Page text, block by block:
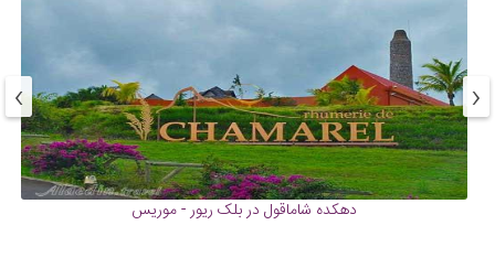
دهکده شاماقول در بلک ریور - موریس
‹
›